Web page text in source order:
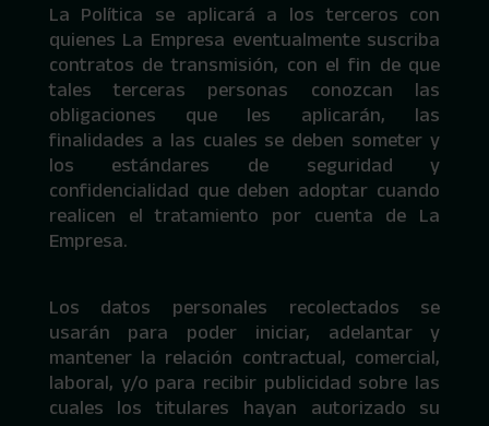
La Política se aplicará a los terceros con
quienes La Empresa eventualmente suscriba
contratos de transmisión, con el fin de que
tales terceras personas conozcan las
obligaciones que les aplicarán, las
finalidades a las cuales se deben someter y
los estándares de seguridad y
confidencialidad que deben adoptar cuando
realicen el tratamiento por cuenta de La
Empresa.
Los datos personales recolectados se
usarán para poder iniciar, adelantar y
mantener la relación contractual, comercial,
laboral, y/o para recibir publicidad sobre las
cuales los titulares hayan autorizado su